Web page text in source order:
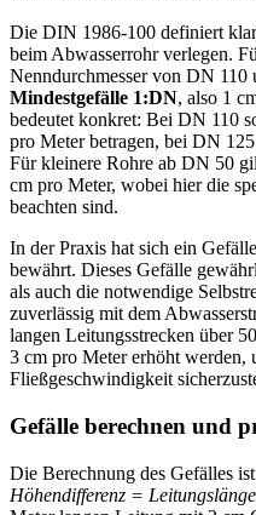
Die DIN 1986-100 definiert
beim Abwasserrohr verlegen.
Nenndurchmesser von DN 110
Mindestgefälle 1:DN, also 1
bedeutet konkret: Bei DN 110
pro Meter betragen, bei DN
Für kleinere Rohre ab DN 50
cm pro Meter, wobei hier die
beachten sind.
In der Praxis hat sich ein
bewährt. Dieses Gefälle
als auch die notwendige
zuverlässig mit dem
langen Leitungsstrecken über
3 cm pro Meter erhöht werden,
Fließgeschwindigkeit
Gefälle berechnen und
Die Berechnung des Gefälles
Höhendifferenz =